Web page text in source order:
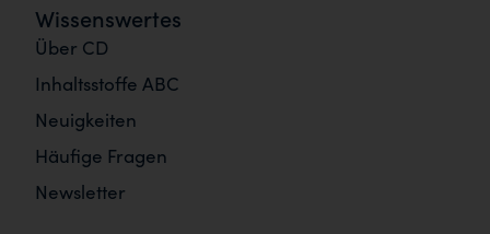
Wissenswertes
Über CD
Inhaltsstoffe ABC
Neuigkeiten
Häufige Fragen
Newsletter